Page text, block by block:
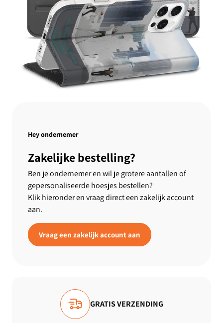
Hey ondernemer
Zakelijke bestelling?
Ben je ondernemer en wil je grotere aantallen of
gepersonaliseerde hoesjes bestellen?
Klik hieronder en vraag direct een zakelijk account
aan.
Vraag een zakelijk account aan
GRATIS VERZENDING